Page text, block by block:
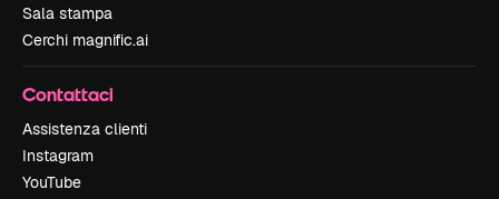
Sala stampa
Cerchi magnific.ai
Contattaci
Assistenza clienti
Instagram
YouTube